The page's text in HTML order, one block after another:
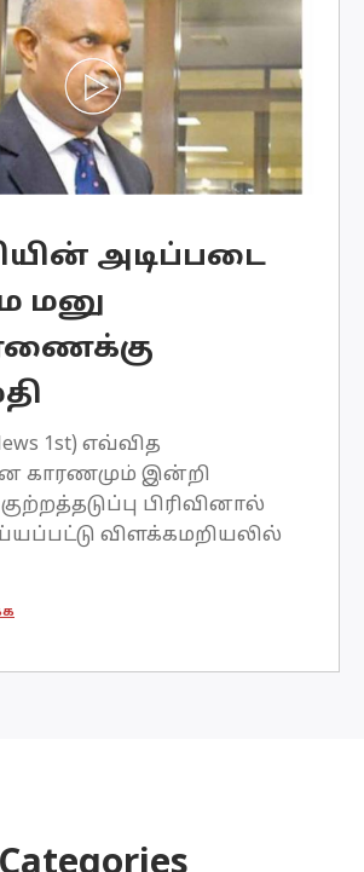
அடிப்படை
மனு
1st) எவ்வித
காரணமும் இன்றி
பிரிவினால்
விளக்கமறியலில்
கோரி குற்றப்